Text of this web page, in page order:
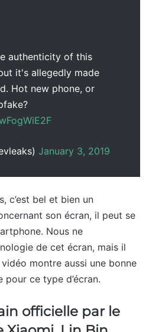
authenticity of this
it's allegedly made
Hot new phone, or
January 3, 2019
c’est bel et bien un
son écran, il peut se
Nous ne
de cet écran, mais il
montre aussi une bonne
ce type d’écran.
officielle par le